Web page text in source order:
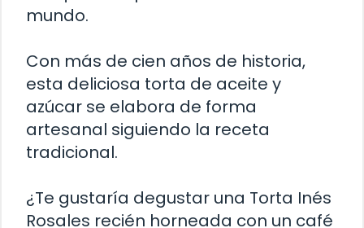
mundo.
Con más de cien años de historia,
esta deliciosa torta de aceite y
azúcar se elabora de forma
artesanal siguiendo la receta
tradicional.
¿Te gustaría degustar una Torta Inés
Rosales recién horneada con un café